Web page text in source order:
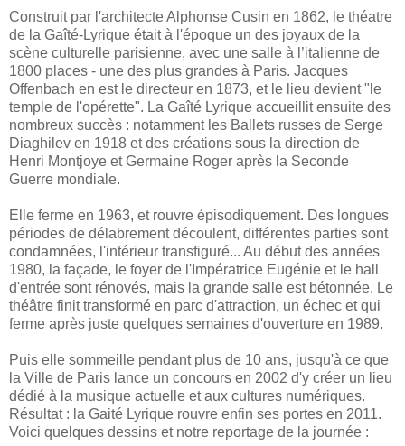
Construit par l'architecte Alphonse Cusin en 1862, le théatre
de la Gaîté-Lyrique était à l'époque un des joyaux de la
scène culturelle parisienne, avec une salle à l’italienne de
1800 places - une des plus grandes à Paris. Jacques
Offenbach en est le directeur en 1873, et le lieu devient "le
temple de l'opérette". La Gaîté Lyrique accueillit ensuite des
nombreux succès : notamment les Ballets russes de Serge
Diaghilev en 1918 et des créations sous la direction de
Henri Montjoye et Germaine Roger après la Seconde
Guerre mondiale.
Elle ferme en 1963, et rouvre épisodiquement. Des longues
périodes de délabrement découlent, différentes parties sont
condamnées, l'intérieur transfiguré... Au début des années
1980, la façade, le foyer de l'Impératrice Eugénie et le hall
d'entrée sont rénovés, mais la grande salle est bétonnée. Le
théâtre finit transformé en parc d'attraction, un échec et qui
ferme après juste quelques semaines d'ouverture en 1989.
Puis elle sommeille pendant plus de 10 ans, jusqu'à ce que
la Ville de Paris lance un concours en 2002 d'y créer un lieu
dédié à la musique actuelle et aux cultures numériques.
Résultat : la Gaité Lyrique rouvre enfin ses portes en 2011.
Voici quelques dessins et notre reportage de la journée :